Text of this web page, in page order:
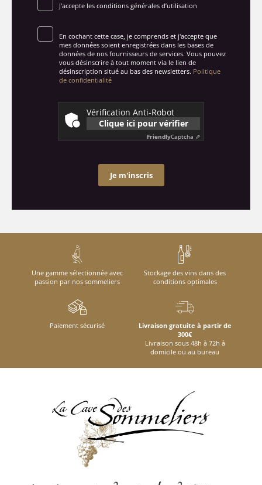
J’accepte les conditions générales d’utilisation
En cochant cette case, je comprends et j'accepte que
mes données soient enregistrées dans les bases de
données de nos fournisseurs de services. Vous pouvez
vous désinscrire à tout moment via le lien de
désinscription situé au bas des newsletters. Politique
de confidentialité
Vérification Anti-Robot
Clique ici pour vérifier
FriendlyCaptcha ⇗
Je m'inscris
Une gamme sélectionnée avec
passion par nos sommeliers
Stockage des vins dans des
conditions optimales
Paiement sécurisé
Livraison gratuite à partir de
300€
Livraison sous 48h à 72h à
domicile ou au bureau